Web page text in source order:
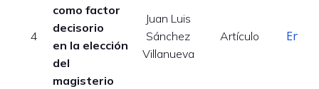
4
como factor
decisorio
en la elección
del
magisterio
Juan Luis
Sánchez
Villanueva
Artículo